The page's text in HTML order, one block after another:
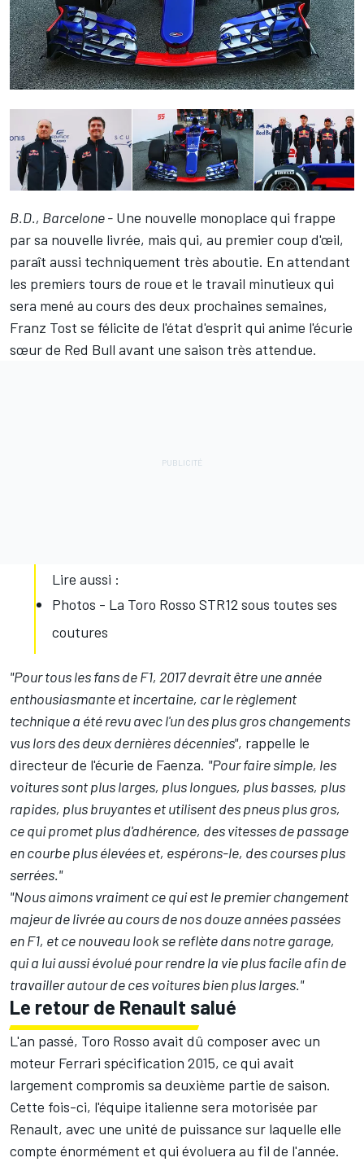
B.D., Barcelone - Une nouvelle monoplace qui frappe
par sa nouvelle livrée, mais qui, au premier coup d'œil,
paraît aussi techniquement très aboutie. En attendant
les premiers tours de roue et le travail minutieux qui
sera mené au cours des deux prochaines semaines,
Franz Tost se félicite de l'état d'esprit qui anime l'écurie
sœur de Red Bull avant une saison très attendue.
Lire aussi :
Photos - La Toro Rosso STR12 sous toutes ses
coutures
"Pour tous les fans de F1, 2017 devrait être une année
enthousiasmante et incertaine, car le règlement
technique a été revu avec l'un des plus gros changements
vus lors des deux dernières décennies", rappelle le
directeur de l'écurie de Faenza. "Pour faire simple, les
voitures sont plus larges, plus longues, plus basses, plus
rapides, plus bruyantes et utilisent des pneus plus gros,
ce qui promet plus d'adhérence, des vitesses de passage
en courbe plus élevées et, espérons-le, des courses plus
serrées."
"Nous aimons vraiment ce qui est le premier changement
majeur de livrée au cours de nos douze années passées
en F1, et ce nouveau look se reflète dans notre garage,
qui a lui aussi évolué pour rendre la vie plus facile afin de
travailler autour de ces voitures bien plus larges."
Le retour de Renault salué
L'an passé, Toro Rosso avait dû composer avec un
moteur Ferrari spécification 2015, ce qui avait
largement compromis sa deuxième partie de saison.
Cette fois-ci, l'équipe italienne sera motorisée par
Renault, avec une unité de puissance sur laquelle elle
compte énormément et qui évoluera au fil de l'année.